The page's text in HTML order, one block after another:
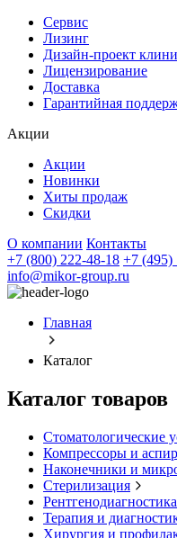
Сервис
Лизинг
Дизайн-проект
Лицензирование
Доставка
Гарантийная
Акции
Акции
Новинки
Хиты продаж
Скидки
О компании Контакты
+7 (800) 222-48-18 +7 (495)
info@mikor-group.ru
Главная
Каталог
Каталог товаров
Стоматологические
Компрессоры и
Наконечники и
Стерилизация
Рентгенодиагностика
Терапия и
Хирургия и